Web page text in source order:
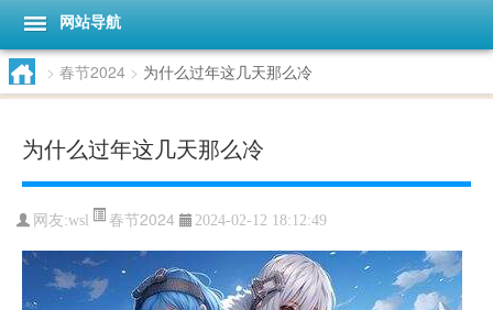
网站导航
> 春节2024 > 为什么过年这几天那么冷
为什么过年这几天那么冷
网友:wsl 春节2024 2024-02-12 18:12:49